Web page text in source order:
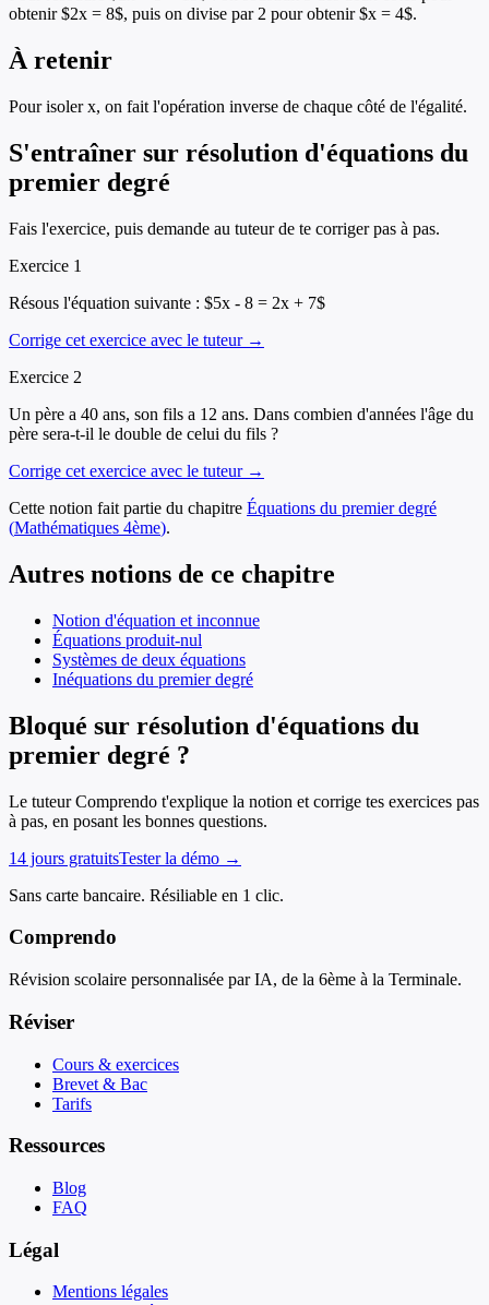
obtenir $2x = 8$, puis on divise par 2 pour obtenir $x = 4$.
À retenir
Pour isoler x, on fait l'opération inverse de chaque côté de l'égalité.
S'entraîner sur résolution d'équations du
premier degré
Fais l'exercice, puis demande au tuteur de te corriger pas à pas.
Exercice 1
Résous l'équation suivante : $5x - 8 = 2x + 7$
Corrige cet exercice avec le tuteur →
Exercice 2
Un père a 40 ans, son fils a 12 ans. Dans combien d'années l'âge du
père sera-t-il le double de celui du fils ?
Corrige cet exercice avec le tuteur →
Cette notion fait partie du chapitre Équations du premier degré
(Mathématiques 4ème).
Autres notions de ce chapitre
Notion d'équation et inconnue
Équations produit-nul
Systèmes de deux équations
Inéquations du premier degré
Bloqué sur résolution d'équations du
premier degré ?
Le tuteur Comprendo t'explique la notion et corrige tes exercices pas
à pas, en posant les bonnes questions.
14 jours gratuitsTester la démo →
Sans carte bancaire. Résiliable en 1 clic.
Comprendo
Révision scolaire personnalisée par IA, de la 6ème à la Terminale.
Réviser
Cours & exercices
Brevet & Bac
Tarifs
Ressources
Blog
FAQ
Légal
Mentions légales